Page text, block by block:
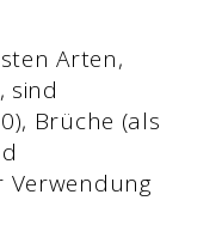
Arten,
sind
Brüche (als
Verwendung